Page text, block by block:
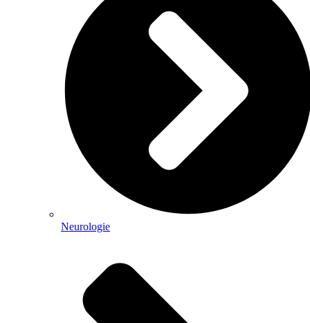
Neurologie